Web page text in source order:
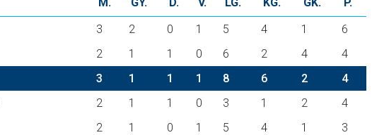
3 2 0 1 5 4 1
6
2 1 1 0 6 2 4
4
3 1 1 1 8 6 2
4
2 1 1 0 3 1 2
4
2 1 0 1 5 4 1
3